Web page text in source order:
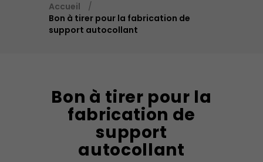
Accueil
Bon à tirer pour la fabrication de
support autocollant
Bon à tirer pour la
fabrication de
support
autocollant